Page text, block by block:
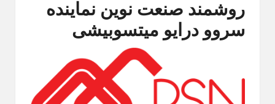
روشمند صنعت نوین نماینده
سروو درایو میتسوبیشی